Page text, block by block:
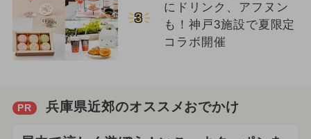
3
にドリンク、アフヌン
も！神戸3施設で夏限定
コラボ開催
PR 兵庫県近郊のオススメおでかけ